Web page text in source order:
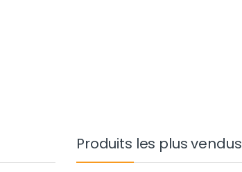
Produits les plus vendus